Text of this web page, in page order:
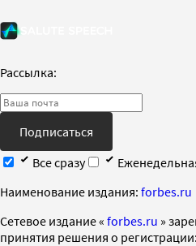
Рассылка:
Подписаться
Все сразу
Наименование издания: forbes.ru
Cетевое издание « forbes.ru »
принятия решения о